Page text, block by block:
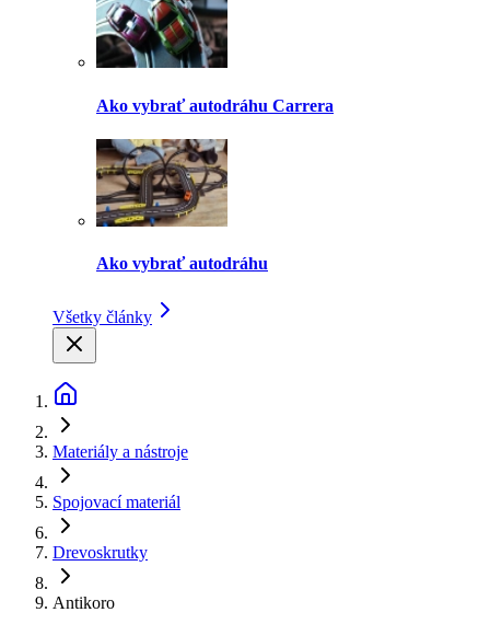
Ako vybrať autodráhu Carrera
Ako vybrať autodráhu
Všetky články
Materiály a nástroje
Spojovací materiál
Drevoskrutky
Antikoro